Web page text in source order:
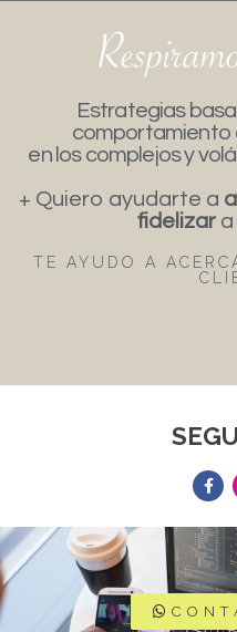
Estrategias
comportamiento
en los complejos y
+ Quiero ayudarte a
fidelizar
TE AYUDO A